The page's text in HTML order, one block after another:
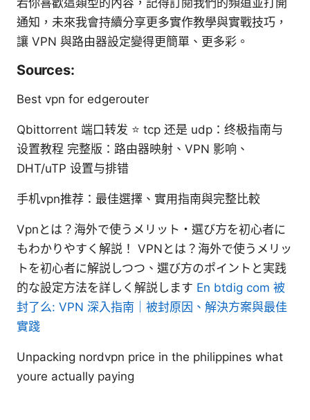
通知，未來我會持續分享更多實作教學與實戰技巧，
讓 VPN 與路由器設定變得更簡單、更多彩。
Sources:
Best vpn for edgerouter
Qbittorrent 端口转发 ⭐ tcp 还是 udp：终极指南与
设置教程 完整版：路由器映射、VPN 影响、
DHT/uTP 设置与排错
手机vpn推荐：最佳選擇、實用指南與完整比較
Vpnとは？海外で使うメリット・選び方を初心者に
もわかりやすく解説！ VPNとは？海外で使うメリッ
トを初心者に解説しつつ、選び方のポイントと実践
的な設定方法を詳しく解説します En btdig com 被
封了么: VPN 深入指南｜被封原因、解決方案與最佳
實踐
Unpacking nordvpn price in the philippines what
youre actually paying